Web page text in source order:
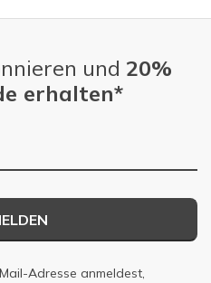
und 20%
erhalten*
Adresse anmeldest,